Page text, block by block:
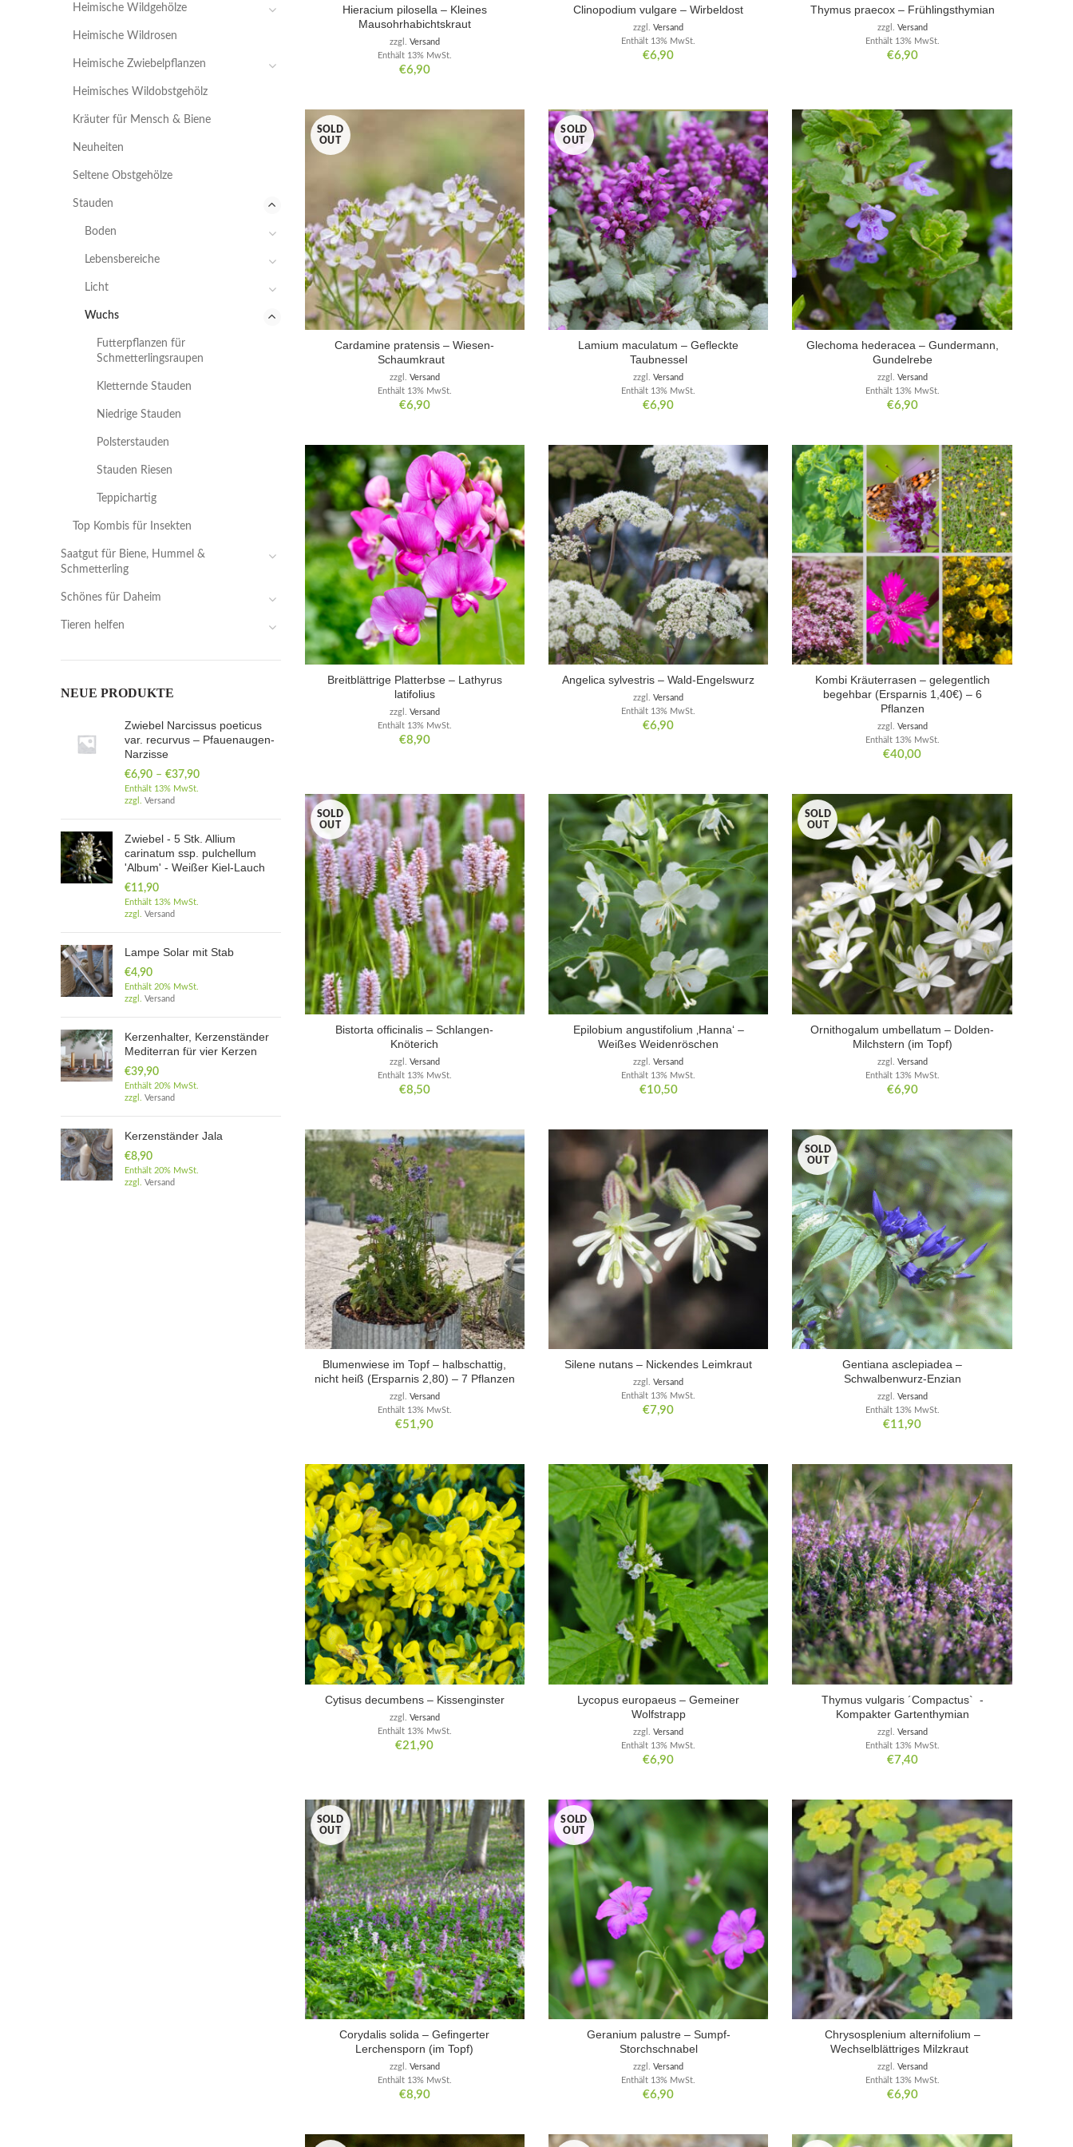
Hieracium pilosella – Kleines
Mausohrhabichtskraut
€6,90
Enthält 13% MwSt.
zzgl. Versand
Clinopodium vulgare – Wirbeldost
€6,90
Enthält 13% MwSt.
zzgl.Versand
Thymus praecox – Frühlingsthymian
€6,90
Enthält 13% MwSt.
zzgl. Versand
SOLD
OUT
Cardamine pratensis – Wiesen-
Schaumkraut
€6,90
Enthält 13% MwSt.
zzgl. Versand
SOLD
OUT
Lamium maculatum – Gefleckte
Taubnessel
€6,90
Enthält 13% MwSt.
zzgl.Versand
Glechoma hederacea – Gundermann,
Gundelrebe
€6,90
Enthält 13% MwSt.
zzgl. Versand
Breitblättrige Platterbse – Lathyrus
latifolius
€8,90
Enthält 13% MwSt.
zzgl. Versand
Angelica sylvestris – Wald-Engelswurz
€6,90
Enthält 13% MwSt.
zzgl.Versand
Kombi Kräuterrasen – gelegentlich
begehbar (Ersparnis 1,40€) – 6
Pflanzen
€40,00
Enthält 13% MwSt.
zzgl. Versand
SOLD
OUT
Bistorta officinalis – Schlangen-
Knöterich
€8,50
Enthält 13% MwSt.
zzgl. Versand
Epilobium angustifolium ‚Hanna‘ –
Weißes Weidenröschen
€10,50
Enthält 13% MwSt.
zzgl.Versand
SOLD
OUT
Ornithogalum umbellatum – Dolden-
Milchstern (im Topf)
€6,90
Enthält 13% MwSt.
zzgl. Versand
Blumenwiese im Topf – halbschattig,
nicht heiß (Ersparnis 2,80) – 7 Pflanzen
€51,90
Enthält 13% MwSt.
zzgl. Versand
Silene nutans – Nickendes Leimkraut
€7,90
Enthält 13% MwSt.
zzgl.Versand
SOLD
OUT
Gentiana asclepiadea –
Schwalbenwurz-Enzian
€11,90
Enthält 13% MwSt.
zzgl. Versand
Cytisus decumbens – Kissenginster
€21,90
Enthält 13% MwSt.
zzgl. Versand
Lycopus europaeus – Gemeiner
Wolfstrapp
€6,90
Enthält 13% MwSt.
zzgl.Versand
Thymus vulgaris ´Compactus` -
Kompakter Gartenthymian
€7,40
Enthält 13% MwSt.
zzgl. Versand
SOLD
OUT
Corydalis solida – Gefingerter
Lerchensporn (im Topf)
€8,90
Enthält 13% MwSt.
zzgl. Versand
SOLD
OUT
Geranium palustre – Sumpf-
Storchschnabel
€6,90
Enthält 13% MwSt.
zzgl.Versand
Chrysosplenium alternifolium –
Wechselblättriges Milzkraut
€6,90
Enthält 13% MwSt.
zzgl. Versand
Heimische Wildgehölze
Heimische Wildrosen
Heimische Zwiebelpflanzen
Heimisches Wildobstgehölz
Kräuter für Mensch & Biene
Neuheiten
Seltene Obstgehölze
Stauden
Boden
Lebensbereiche
Licht
Wuchs
Futterpflanzen für
Schmetterlingsraupen
Kletternde Stauden
Niedrige Stauden
Polsterstauden
Stauden Riesen
Teppichartig
Top Kombis für Insekten
Saatgut für Biene, Hummel &
Schmetterling
Schönes für Daheim
Tieren helfen
NEUE PRODUKTE
Zwiebel Narcissus poeticus
var. recurvus – Pfauenaugen-
Narzisse
€6,90 – €37,90
Enthält 13% MwSt.
zzgl. Versand
Zwiebel - 5 Stk. Allium
carinatum ssp. pulchellum
'Album' - Weißer Kiel-Lauch
€11,90
Enthält 13% MwSt.
zzgl. Versand
Lampe Solar mit Stab
€4,90
Enthält 20% MwSt.
zzgl. Versand
Kerzenhalter, Kerzenständer
Mediterran für vier Kerzen
€39,90
Enthält 20% MwSt.
zzgl. Versand
Kerzenständer Jala
€8,90
Enthält 20% MwSt.
zzgl. Versand